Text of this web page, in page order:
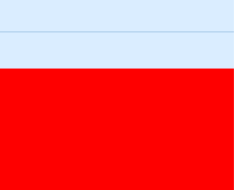
jogos selecionados
Switch!